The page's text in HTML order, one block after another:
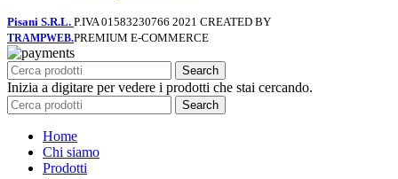
Pisani S.R.L. P.IVA 01583230766 2021 CREATED BY
TRAMPWEB.PREMIUM E-COMMERCE
Search
Inizia a digitare per vedere i prodotti che stai cercando.
Search
Home
Chi siamo
Prodotti